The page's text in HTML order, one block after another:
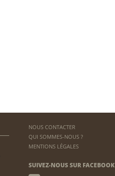
NOUS CONTACTER
QUI SOMMES-NOUS ?
MENTIONS LÉGALES
SUIVEZ-NOUS SUR FACEBOOK